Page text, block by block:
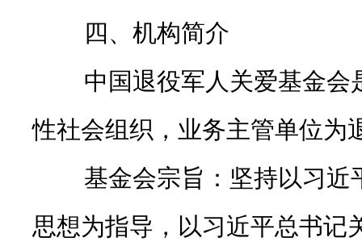
四、机构简介
中国退役军人关爱基金会
性社会组织，业务主管单位为
基金会宗旨：坚持以习近
思想为指导，以习近平总书记